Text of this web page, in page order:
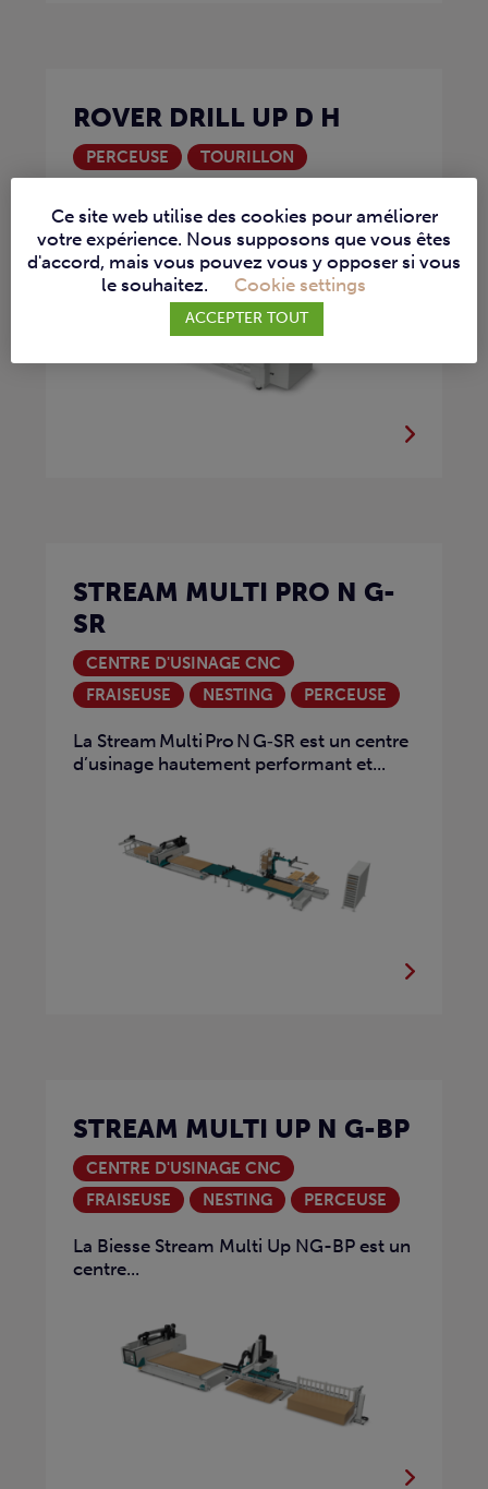
ROVER DRILL UP D H
PERCEUSE TOURILLON
La Rover Drill Up D H est une machine
CNC...
STREAM MULTI PRO N G-
SR
CENTRE D'USINAGE CNC
FRAISEUSE
NESTING PERCEUSE
La Stream Multi Pro N G‑SR est un centre
d’usinage hautement performant et...
STREAM MULTI UP N G-BP
CENTRE D'USINAGE CNC
FRAISEUSE
NESTING PERCEUSE
La Biesse Stream Multi Up NG-BP est un
centre...
Ce site web utilise des cookies pour améliorer
votre expérience. Nous supposons que vous êtes
d'accord, mais vous pouvez vous y opposer si vous
le souhaitez.
Cookie settings
ACCEPTER TOUT